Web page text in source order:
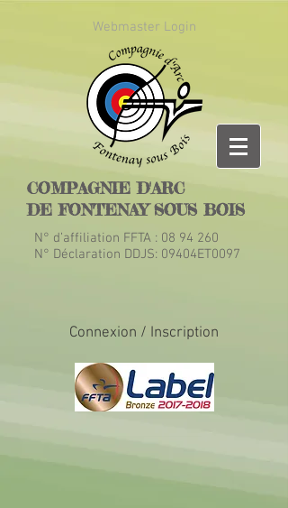
Webmaster Login
COMPAGNIE D'ARC
DE FONTENAY SOUS BOIS
N° d’affiliation FFTA : 08 94 260
N° Déclaration DDJS: 09404ET0097
Connexion / Inscription